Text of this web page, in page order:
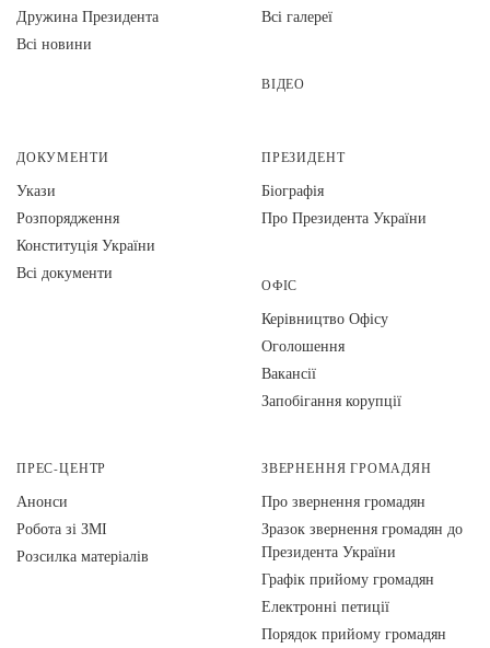
Дружина Президента
Всі новини
Всі галереї
ВІДЕО
ДОКУМЕНТИ
Укази
Розпорядження
Конституція України
Всі документи
ПРЕЗИДЕНТ
Біографія
Про Президента України
ОФІС
Керівництво Офісу
Оголошення
Вакансії
Запобігання корупції
ПРЕС-ЦЕНТР
Анонси
Робота зі ЗМІ
Розсилка матеріалів
ЗВЕРНЕННЯ ГРОМАДЯН
Про звернення громадян
Зразок звернення громадян до
Президента України
Графік прийому громадян
Електронні петиції
Порядок прийому громадян